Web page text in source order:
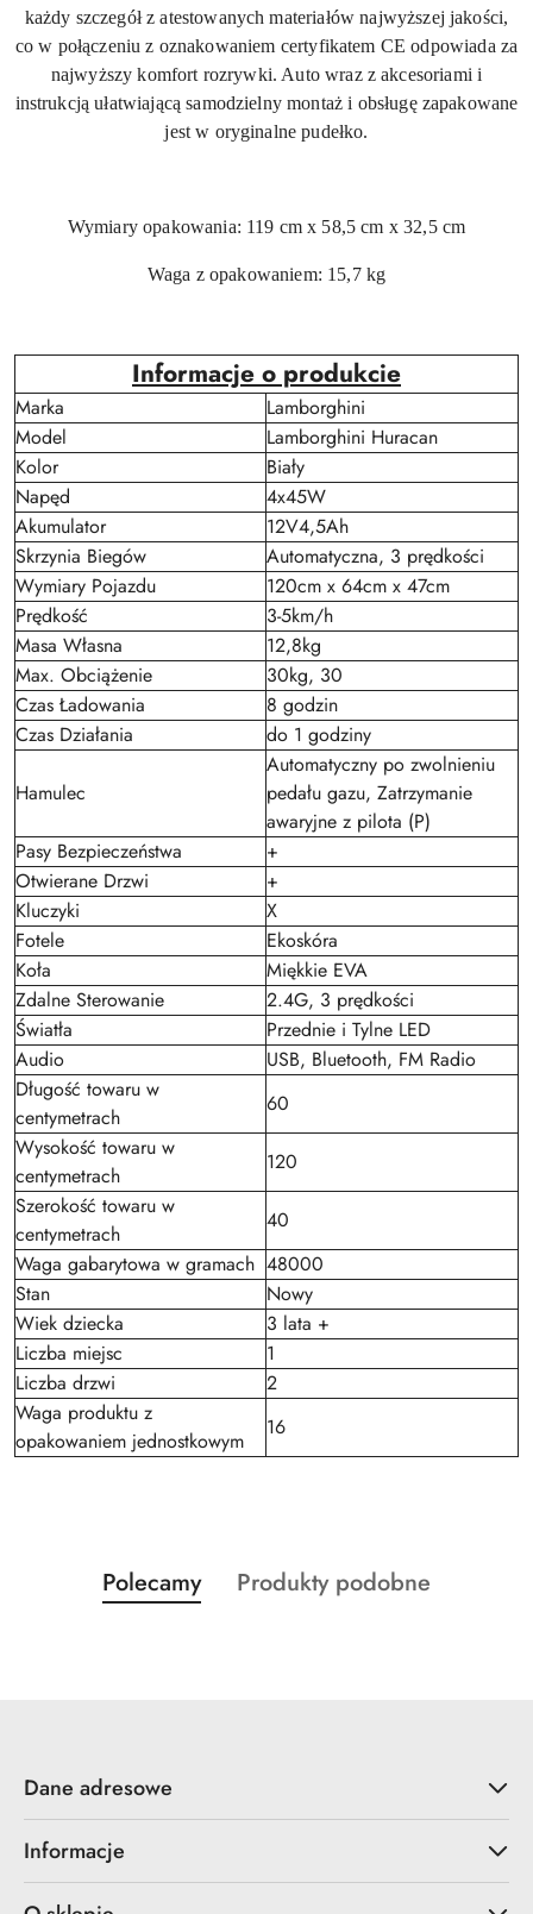
każdy szczegół z atestowanych materiałów najwyższej jakości,
co w połączeniu z oznakowaniem certyfikatem CE odpowiada za
najwyższy komfort rozrywki. Auto wraz z akcesoriami i
instrukcją ułatwiającą samodzielny montaż i obsługę zapakowane
jest w oryginalne pudełko.
Wymiary opakowania: 119 cm x 58,5 cm x 32,5 cm
Waga z opakowaniem: 15,7 kg
Informacje o produkcie
Marka
Lamborghini
Model
Lamborghini Huracan
Kolor
Biały
Napęd
4x45W
Akumulator
12V4,5Ah
Skrzynia Biegów
Automatyczna, 3 prędkości
Wymiary Pojazdu
120cm x 64cm x 47cm
Prędkość
3-5km/h
Masa Własna
12,8kg
Max. Obciążenie
30kg, 30
Czas Ładowania
8 godzin
Czas Działania
do 1 godziny
Hamulec
Automatyczny po zwolnieniu
pedału gazu, Zatrzymanie
awaryjne z pilota (P)
Pasy Bezpieczeństwa
+
Otwierane Drzwi
+
Kluczyki
X
Fotele
Ekoskóra
Koła
Miękkie EVA
Zdalne Sterowanie
2.4G, 3 prędkości
Światła
Przednie i Tylne LED
Audio
USB, Bluetooth, FM Radio
Długość towaru w
centymetrach
60
Wysokość towaru w
centymetrach
120
Szerokość towaru w
centymetrach
40
Waga gabarytowa w gramach 48000
Stan
Nowy
Wiek dziecka
3 lata +
Liczba miejsc
1
Liczba drzwi
2
Waga produktu z
opakowaniem jednostkowym
16
Pomiń karuzelę produktów
Produkty
o
Polecamy
Produkty
Produkty podobne
Dane adresowe
Informacje